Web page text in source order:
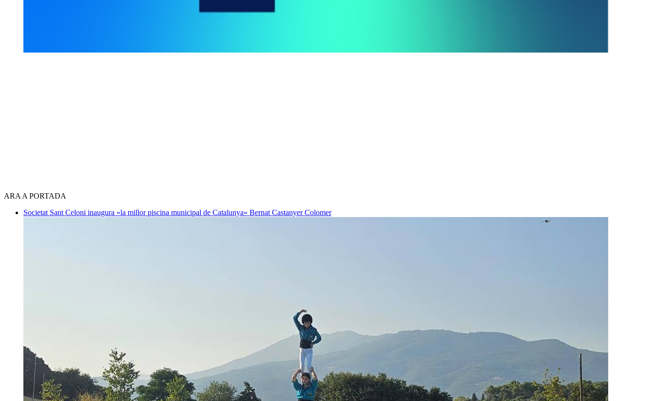
ARA A PORTADA
Societat Sant Celoni inaugura «la millor piscina municipal de Catalunya» Bernat Castanyer Colomer